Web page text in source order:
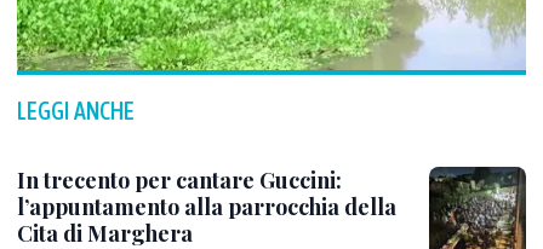
LEGGI ANCHE
In trecento per cantare Guccini:
l’appuntamento alla parrocchia della
Cita di Marghera